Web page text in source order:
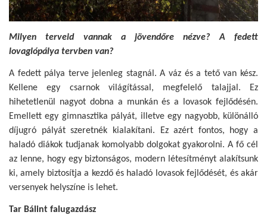
Milyen terveid vannak a jövendőre nézve? A fedett
lovaglópálya tervben van?
A fedett pálya terve jelenleg stagnál. A váz és a tető van kész.
Kellene egy csarnok világítással, megfelelő talajjal. Ez
hihetetlenül nagyot dobna a munkán és a lovasok fejlődésén.
Emellett egy gimnasztika pályát, illetve egy nagyobb, különálló
díjugró pályát szeretnék kialakítani. Ez azért fontos, hogy a
haladó diákok tudjanak komolyabb dolgokat gyakorolni. A fő cél
az lenne, hogy egy biztonságos, modern létesítményt alakítsunk
ki, amely biztosítja a kezdő és haladó lovasok fejlődését, és akár
versenyek helyszíne is lehet.
Tar Bálint falugazdász